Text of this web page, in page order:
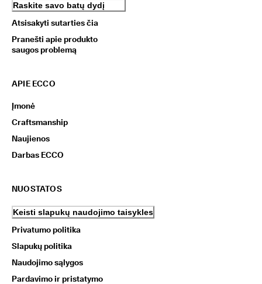
Raskite savo batų dydį
Atsisakyti sutarties čia
Pranešti apie produkto
saugos problemą
APIE ECCO
Įmonė
Craftsmanship
Naujienos
Darbas ECCO
NUOSTATOS
Keisti slapukų naudojimo taisykles
Privatumo politika
Slapukų politika
Naudojimo sąlygos
Pardavimo ir pristatymo